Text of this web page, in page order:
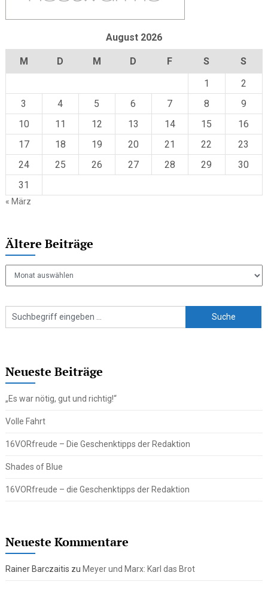
August 2026
M D M D F S
S
1
2
3
4 5 6 7 8
9
10
11 12 13 14 15
16
17
18 19 20 21 22
23
24
25 26 27 28 29
30
31
« März
Ältere Beiträge
Neueste Beiträge
„Es war nötig, gut und richtig!“
Volle Fahrt
16VORfreude – Die Geschenktipps der Redaktion
Shades of Blue
16VORfreude – die Geschenktipps der Redaktion
Neueste Kommentare
Rainer Barczaitis zu Meyer und Marx: Karl das Brot